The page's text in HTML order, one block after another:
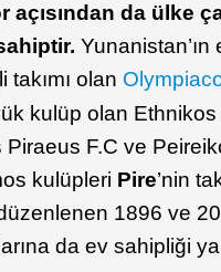
açısından da ülke
takımı olan
kulüp olan Ethnikos
Piraeus F.C ve
kulüpleri Pire’nin
1896 ve
da ev sahipliği